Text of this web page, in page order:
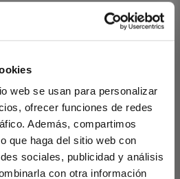
web se usan para personalizar
ofrecer funciones de redes
Además, compartimos
que haga del sitio web con
sociales, publicidad y análisis
con otra información